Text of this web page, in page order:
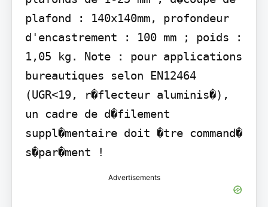
plafond : 140x140mm, profondeur
d'encastrement : 100 mm ; poids :
1,05 kg. Note : pour applications
bureautiques selon EN12464
(UGR<19, r�flecteur aluminis�),
un cadre de d�filement
suppl�mentaire doit �tre command�
s�par�ment !
Advertisements